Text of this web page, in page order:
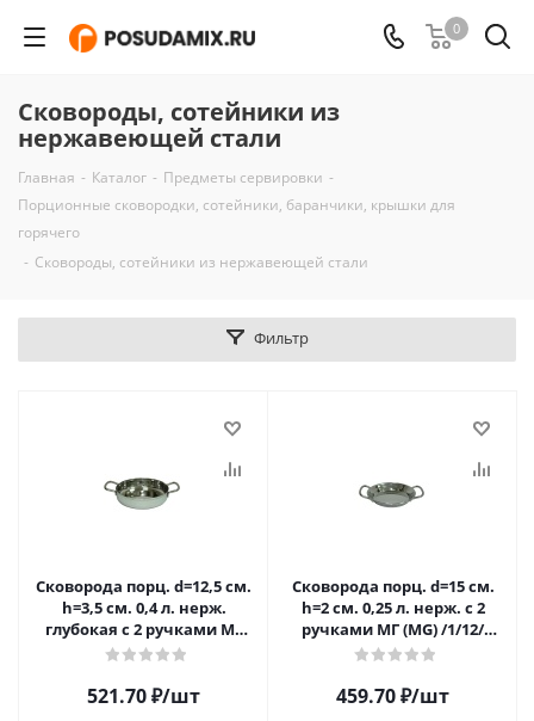
0
Сковороды, сотейники из
нержавеющей стали
Главная - Каталог - Предметы сервировки -
Порционные сковородки, сотейники, баранчики, крышки для
горячего
- Сковороды, сотейники из нержавеющей стали
Фильтр
Сковорода порц. d=12,5 см.
h=3,5 см. 0,4 л. нерж.
глубокая с 2 ручками МГ
(MG) /1/12/*(MPDH12)
521.70₽/шт
Сковорода порц. d=15 см.
h=2 см. 0,25 л. нерж. с 2
ручками МГ (MG) /1/12/
(MPH15)
459.70₽/шт